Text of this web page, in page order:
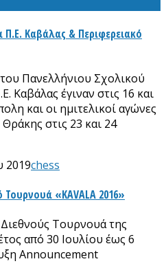
Καβάλας & Περιφερειακό
Πανελλήνιου Σχολικού
Καβάλας έγιναν στις 16 και
και οι ημιτελικοί αγώνες
στις 23 και 24
2019chess
Τουρνουά «KAVALA 2016»
Τουρνουά της
από 30 Ιουλίου έως 6
Announcement